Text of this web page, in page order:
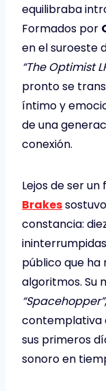
equilibraba
Formados por
en el suroeste
“The Optimist
pronto se
íntimo y
de una
conexión.
Lejos de ser
Brakes
constancia:
público que ha
algoritmos. Su
“Spacehopper”
contemplativa
sus primeros
sonoro en